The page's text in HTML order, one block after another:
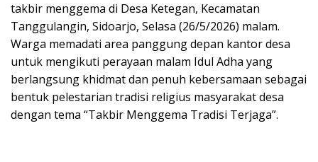
takbir menggema di Desa Ketegan, Kecamatan
Tanggulangin, Sidoarjo, Selasa (26/5/2026) malam.
Warga memadati area panggung depan kantor desa
untuk mengikuti perayaan malam Idul Adha yang
berlangsung khidmat dan penuh kebersamaan sebagai
bentuk pelestarian tradisi religius masyarakat desa
dengan tema “Takbir Menggema Tradisi Terjaga”.